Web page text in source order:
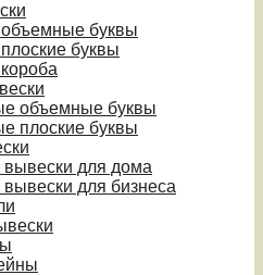
буквы
буквы
объемные буквы
плоские буквы
для дома
для бизнеса